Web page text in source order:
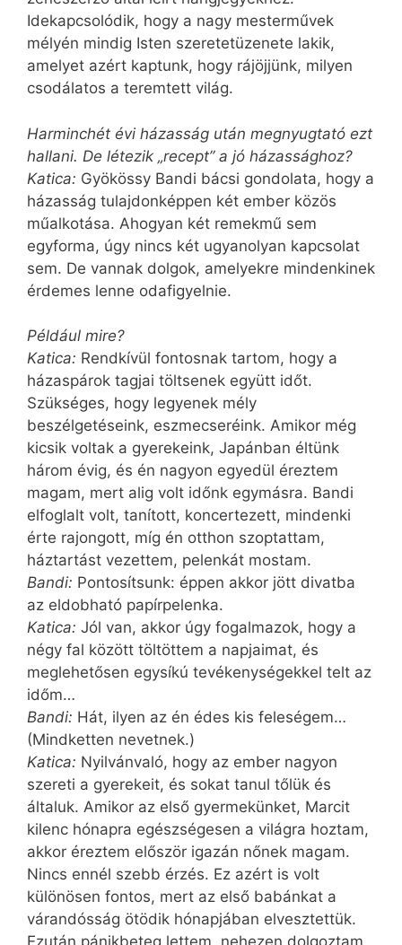
Idekapcsolódik, hogy a nagy mesterművek
mélyén mindig Isten szeretetüzenete lakik,
amelyet azért kaptunk, hogy rájöjjünk, milyen
csodálatos a teremtett világ.
Harminchét évi házasság után megnyugtató ezt
hallani. De létezik „recept” a jó házassághoz?
Katica: Gyökössy Bandi bácsi gondolata, hogy a
házasság tulajdonképpen két ember közös
műalkotása. Ahogyan két remekmű sem
egyforma, úgy nincs két ugyanolyan kapcsolat
sem. De vannak dolgok, amelyekre mindenkinek
érdemes lenne odafigyelnie.
Például mire?
Katica: Rendkívül fontosnak tartom, hogy a
házaspárok tagjai töltsenek együtt időt.
Szükséges, hogy legyenek mély
beszélgetéseink, eszmecseréink. Amikor még
kicsik voltak a gyerekeink, Japánban éltünk
három évig, és én nagyon egyedül éreztem
magam, mert alig volt időnk egymásra. Bandi
elfoglalt volt, tanított, koncertezett, mindenki
érte rajongott, míg én otthon szoptattam,
háztartást vezettem, pelenkát mostam.
Bandi: Pontosítsunk: éppen akkor jött divatba
az eldobható papírpelenka.
Katica: Jól van, akkor úgy fogalmazok, hogy a
négy fal között töltöttem a napjaimat, és
meglehetősen egysíkú tevékenységekkel telt az
időm…
Bandi: Hát, ilyen az én édes kis feleségem…
(Mindketten nevetnek.)
Katica: Nyilvánvaló, hogy az ember nagyon
szereti a gyerekeit, és sokat tanul tőlük és
általuk. Amikor az első gyermekünket, Marcit
kilenc hónapra egészségesen a világra hoztam,
akkor éreztem először igazán nőnek magam.
Nincs ennél szebb érzés. Ez azért is volt
különösen fontos, mert az első babánkat a
várandósság ötödik hónapjában elvesztettük.